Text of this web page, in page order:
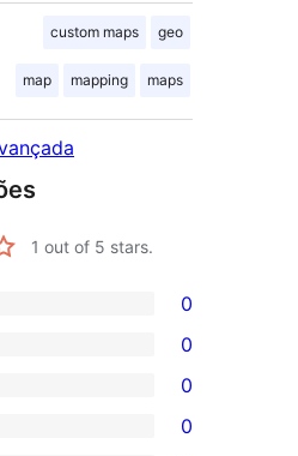
custom maps geo
map mapping maps
1 out of 5 stars.
0
0
0
0